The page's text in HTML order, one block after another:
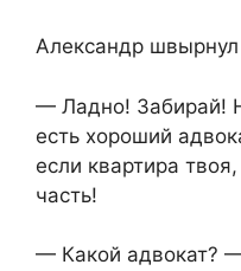
Александр
— Ладно! Забирай!
есть хороший
если квартира
часть!
— Какой адвокат?